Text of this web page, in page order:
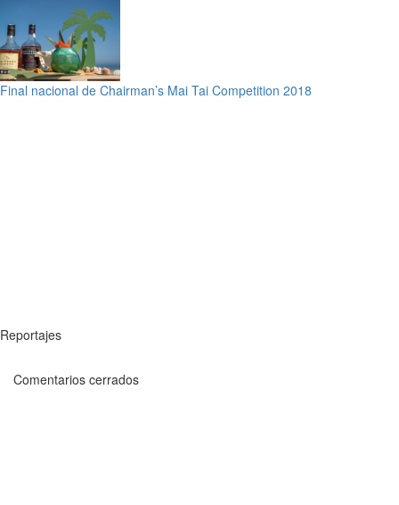
Final nacional de Chairman’s Mai Tai Competition 2018
Reportajes
Comentarios cerrados